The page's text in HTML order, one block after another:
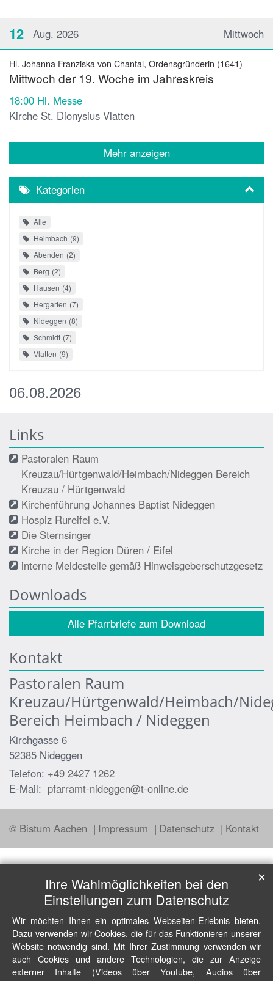
Mittwoch
12 Aug. 2026
Hl. Johanna Franziska von Chantal, Ordensgründerin (1641)
Mittwoch der 19. Woche im Jahreskreis
18:00 Hl. Messe
Kirche St. Dionysius Vlatten
Mehr anzeigen
Kategorien
Alle
Heimbach 9
Abenden 2
Berg 2
Hausen 4
Hergarten 7
Nideggen 8
Schmidt 7
Vlatten 9
06.08.2026
Links
Pastoralen Raum
Kreuzau/Hürtgenwald/Heimbach/Nideggen Bereich
Kreuzau / Hürtgenwald
Kirchenführung Johannes Baptist Nideggen
Hospiz Rureifel e.V.
Die Sternsinger
Kirche in der Region Düren / Eifel
interne Meldestelle gemäß Hinweisgeberschutzgesetz
Downloads
Alle Pfarrbriefe zum Download
Kontakt
Pastoralen Raum
Kreuzau/Hürtgenwald/Heimbach/
Bereich Heimbach / Nideggen
Kirchgasse 6
52385 Nideggen
Telefon: +49 2427 1262
E-Mail: pfarramt-nideggen@t-online.de
© Bistum Aachen Impressum Datenschutz Kontakt
Ihre Wahlmöglichkeiten bei den
Einstellungen zum Datenschutz
Wir möchten Ihnen ein optimales Webseiten-Erlebnis bieten.
Dazu verwenden wir Cookies, die für das Funktionieren unserer
Website notwendig sind. Mit Ihrer Zustimmung verwenden wir
auch Cookies und andere Technologien, die zur Anzeige
externer Inhalte (Videos über Youtube, Audios über
✕